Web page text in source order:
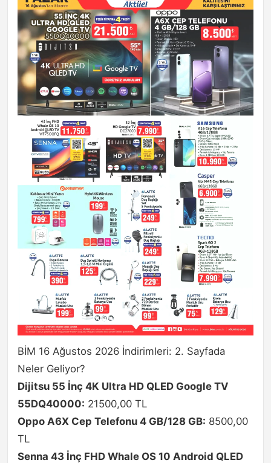
BİM 16 Ağustos 2026 İndirimleri: 2. Sayfada
Neler Geliyor?
Dijitsu 55 İnç 4K Ultra HD QLED Google TV
55DQ40000: 21500,00 TL
Oppo A6X Cep Telefonu 4 GB/128 GB: 8500,00
TL
Senna 43 İnç FHD Whale OS 10 Android QLED